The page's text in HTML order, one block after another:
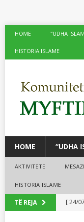
HOME “UDHA
HISTORIA ISLAME
HOME “UDHA
AKTIVITETE
HISTORIA ISLAME
TË REJA [ 24/